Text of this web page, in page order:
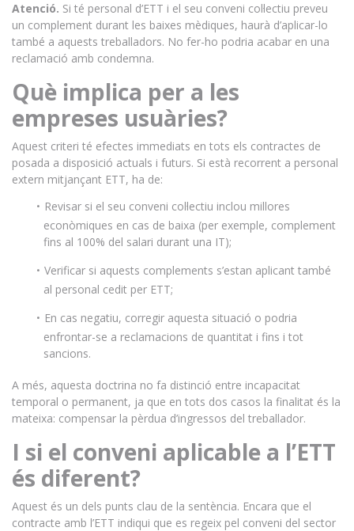
Atenció. Si té personal d’ETT i el seu conveni col·lectiu preveu
un complement durant les baixes mèdiques, haurà d’aplicar-lo
també a aquests treballadors. No fer-ho podria acabar en una
reclamació amb condemna.
Què implica per a les
empreses usuàries?
Aquest criteri té efectes immediats en tots els contractes de
posada a disposició actuals i futurs. Si està recorrent a personal
extern mitjançant ETT, ha de:
Revisar si el seu conveni col·lectiu inclou millores
econòmiques en cas de baixa (per exemple, complement
fins al 100% del salari durant una IT);
Verificar si aquests complements s’estan aplicant també
al personal cedit per ETT;
En cas negatiu, corregir aquesta situació o podria
enfrontar-se a reclamacions de quantitat i fins i tot
sancions.
A més, aquesta doctrina no fa distinció entre incapacitat
temporal o permanent, ja que en tots dos casos la finalitat és la
mateixa: compensar la pèrdua d’ingressos del treballador.
I si el conveni aplicable a l’ETT
és diferent?
Aquest és un dels punts clau de la sentència. Encara que el
contracte amb l’ETT indiqui que es regeix pel conveni del sector